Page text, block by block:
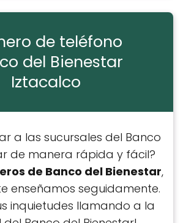
de teléfono
del Bienestar
Iztacalco
a las sucursales del Banco
de manera rápida y fácil?
de Banco del Bienestar,
enseñamos seguidamente.
inquietudes llamando a la